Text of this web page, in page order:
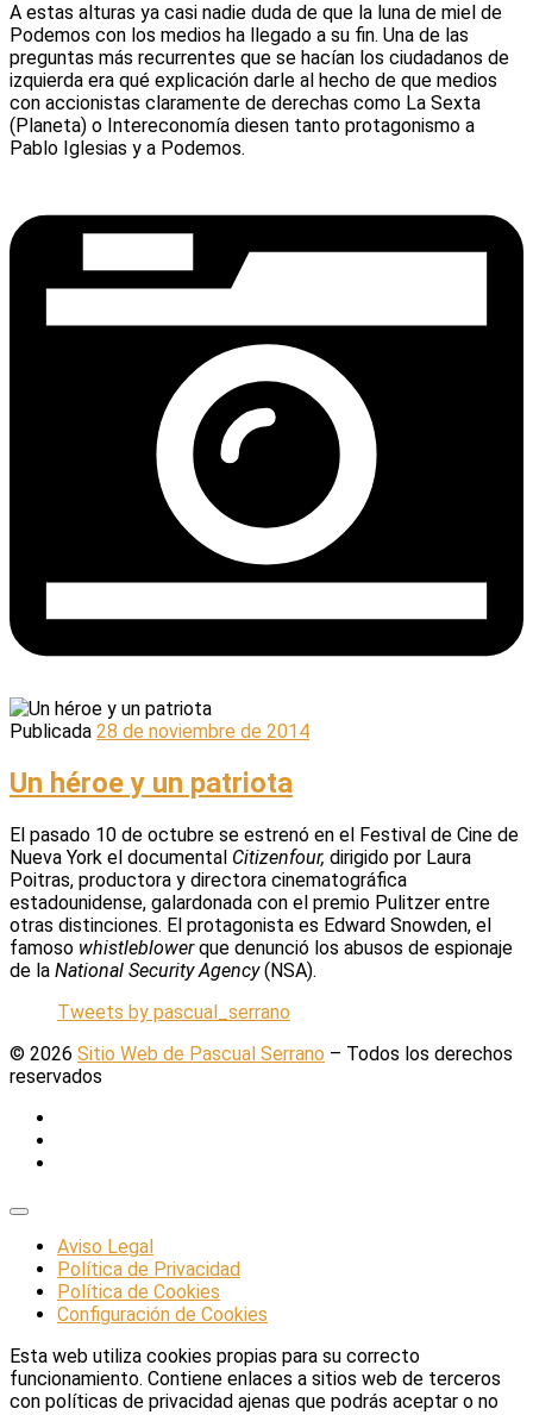
A estas alturas ya casi nadie duda de que la luna de miel de
Podemos con los medios ha llegado a su fin. Una de las
preguntas más recurrentes que se hacían los ciudadanos de
izquierda era qué explicación darle al hecho de que medios
con accionistas claramente de derechas como La Sexta
(Planeta) o Intereconomía diesen tanto protagonismo a
Pablo Iglesias y a Podemos.
Publicada 28 de noviembre de 2014
Un héroe y un patriota
El pasado 10 de octubre se estrenó en el Festival de Cine de
Nueva York el documental Citizenfour, dirigido por Laura
Poitras, productora y directora cinematográfica
estadounidense, galardonada con el premio Pulitzer entre
otras distinciones. El protagonista es Edward Snowden, el
famoso whistleblowerque denunció los abusos de espionaje
de la National Security Agency(NSA).
Tweets by pascual_serrano
© 2026 Sitio Web de Pascual Serrano – Todos los derechos
reservados
Aviso Legal
Política de Privacidad
Política de Cookies
Configuración de Cookies
Esta web utiliza cookies propias para su correcto
funcionamiento. Contiene enlaces a sitios web de terceros
con políticas de privacidad ajenas que podrás aceptar o no